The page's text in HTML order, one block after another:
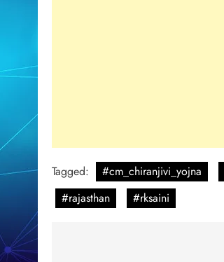
Tagged: #cm_chiranjivi_yojna
#rajasthan
#rksaini